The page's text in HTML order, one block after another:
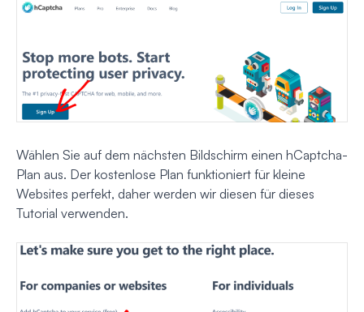
Wählen Sie auf dem nächsten Bildschirm einen hCaptcha-
Plan aus. Der kostenlose Plan funktioniert für kleine
Websites perfekt, daher werden wir diesen für dieses
Tutorial verwenden.